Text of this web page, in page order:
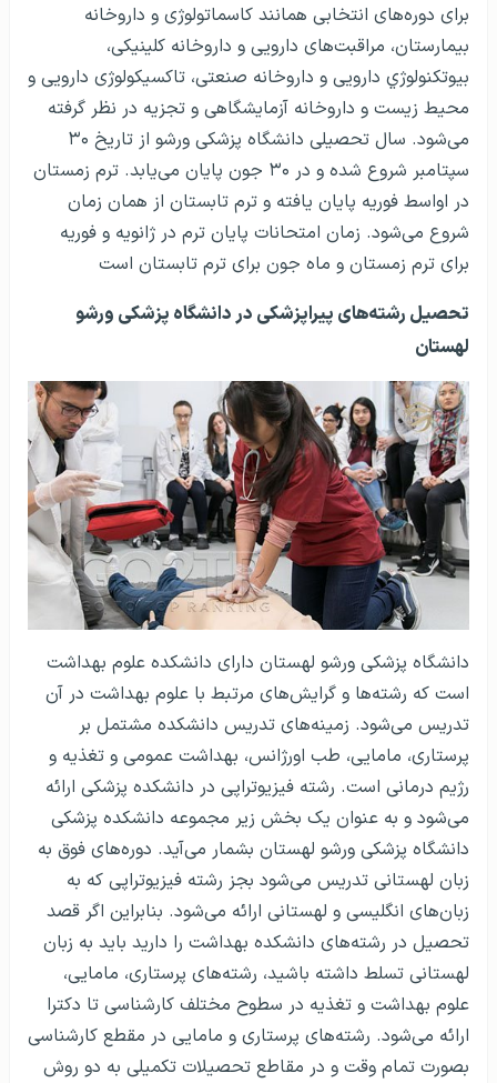
برای دوره‌های انتخابی همانند کاسماتولوژی و داروخانه
بیمارستان، مراقبت‌های دارویی و داروخانه کلینیکی،
بیوتکنولوژي دارویی و داروخانه صنعتی، تاکسیکولوژی دارویی و
محیط زیست و داروخانه آزمایشگاهی و تجزیه در نظر گرفته
می‌شود. سال تحصیلی دانشگاه پزشکی ورشو از تاریخ ۳۰
سپتامبر شروع شده و در ۳۰ جون پایان می‌یابد. ترم زمستان
در اواسط فوریه پایان یافته و ترم تابستان از همان زمان
شروع می‌شود. زمان امتحانات پایان ترم در ژانویه و فوریه
برای ترم زمستان و ماه جون برای ترم تابستان است
تحصیل رشته‌های پیراپزشکی در دانشگاه پزشکی ورشو
لهستان
دانشگاه پزشکی ورشو لهستان دارای دانشکده علوم بهداشت
است که رشته‌ها و گرایش‌های مرتبط با علوم بهداشت در آن
تدریس می‌شود. زمینه‌های تدریس دانشکده مشتمل بر
پرستاری، مامایی، طب اورژانس، بهداشت عمومی و تغذیه و
رژیم درمانی است. رشته فیزیوتراپی در دانشکده پزشکی ارائه
می‌شود و به عنوان یک بخش زیر مجموعه دانشکده پزشکی
دانشگاه پزشکی ورشو لهستان بشمار می‌آید. دوره‌های فوق به
زبان لهستانی تدریس می‌شود بجز رشته فیزیوتراپی که به
زبان‌های انگلیسی و لهستانی ارائه می‌شود. بنابراین اگر قصد
تحصیل در رشته‌های دانشکده بهداشت را دارید باید به زبان
لهستانی تسلط داشته باشید، رشته‌های پرستاری، مامایی،
علوم بهداشت و تغذیه در سطوح مختلف کارشناسی تا دکترا
ارائه می‌شود. رشته‌های پرستاری و مامایی در مقطع کارشناسی
بصورت تمام وقت و در مقاطع تحصیلات تکمیلی به دو روش